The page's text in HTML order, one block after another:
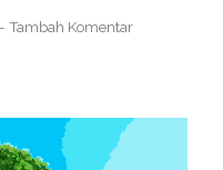
Tambah Komentar